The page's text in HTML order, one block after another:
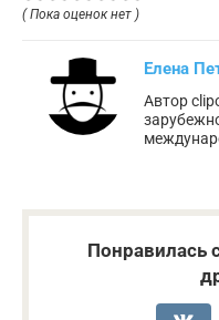
( Пока оценок нет )
Елена
Автор
Понравилась